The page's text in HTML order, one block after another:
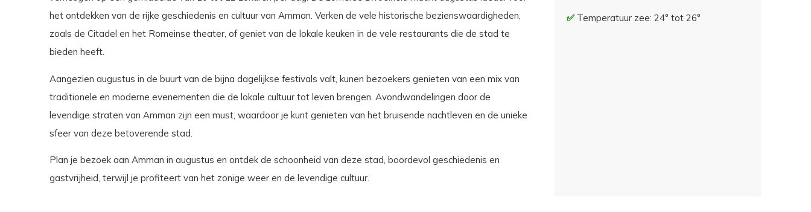
het ontdekken van de rijke geschiedenis en cultuur van Amman. Verken de vele historische bezienswaardigheden,
zoals de Citadel en het Romeinse theater, of geniet van de lokale keuken in de vele restaurants die de stad te
bieden heeft.
Aangezien augustus in de buurt van de bijna dagelijkse festivals valt, kunen bezoekers genieten van een mix van
traditionele en moderne evenementen die de lokale cultuur tot leven brengen. Avondwandelingen door de
levendige straten van Amman zijn een must, waardoor je kunt genieten van het bruisende nachtleven en de unieke
sfeer van deze betoverende stad.
Plan je bezoek aan Amman in augustus en ontdek de schoonheid van deze stad, boordevol geschiedenis en
gastvrijheid, terwijl je profiteert van het zonige weer en de levendige cultuur.
Temperatuur zee: 24° tot 26°